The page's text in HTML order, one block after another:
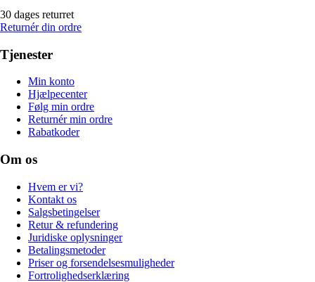
30 dages returret
Returnér din ordre
Tjenester
Min konto
Hjælpecenter
Følg min ordre
Returnér min ordre
Rabatkoder
Om os
Hvem er vi?
Kontakt os
Salgsbetingelser
Retur & refundering
Juridiske oplysninger
Betalingsmetoder
Priser og forsendelsesmuligheder
Fortrolighedserklæring